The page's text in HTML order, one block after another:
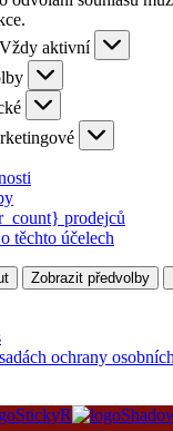
Vždy aktivní
prodejců
těchto účelech
Zobrazit předvolby
ochrany